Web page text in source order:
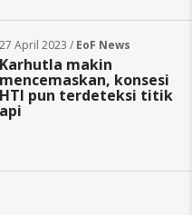
27 April 2023 / EoF News
Karhutla makin
mencemaskan, konsesi
HTI pun terdeteksi titik
api